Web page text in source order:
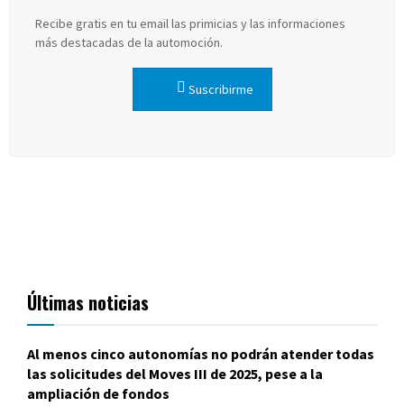
Recibe gratis en tu email las primicias y las informaciones
más destacadas de la automoción.
Suscribirme
Últimas noticias
Al menos cinco autonomías no podrán atender todas
las solicitudes del Moves III de 2025, pese a la
ampliación de fondos